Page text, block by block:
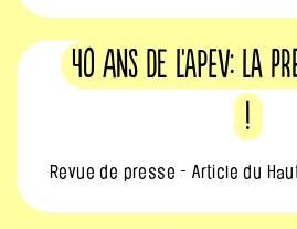
40 ans de l'APEV: La
!
Revue de presse - Article du